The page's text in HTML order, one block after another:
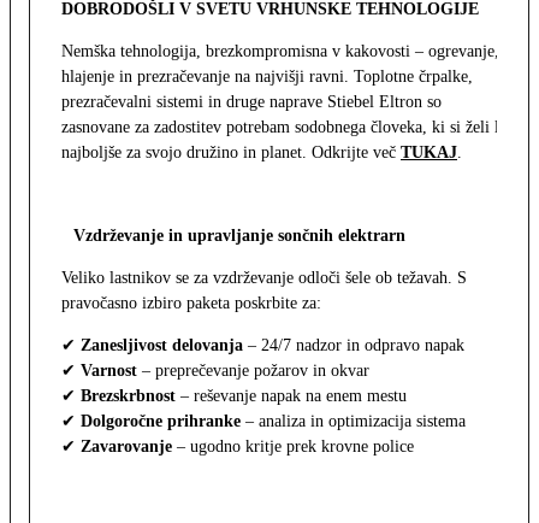
DOBRODOŠLI V SVETU VRHUNSKE TEHNOLOGIJE
Nemška tehnologija, brezkompromisna v kakovosti – ogrevanje,
hlajenje in prezračevanje na najvišji ravni. Toplotne črpalke,
prezračevalni sistemi in druge naprave Stiebel Eltron so
zasnovane za zadostitev potrebam sodobnega človeka, ki si želi le
najboljše za svojo družino in planet. Odkrijte več TUKAJ.
Vzdrževanje in upravljanje sončnih elektrarn
Veliko lastnikov se za vzdrževanje odloči šele ob težavah. S
pravočasno izbiro paketa poskrbite za:
✔ Zanesljivost delovanja – 24/7 nadzor in odpravo napak
✔ Varnost – preprečevanje požarov in okvar
✔ Brezskrbnost – reševanje napak na enem mestu
✔ Dolgoročne prihranke – analiza in optimizacija sistema
✔ Zavarovanje – ugodno kritje prek krovne police